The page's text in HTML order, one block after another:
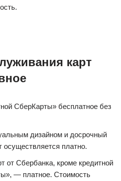
карт
СберКарты» бесплатное без
дизайном и досрочный
платно.
от Сбербанка, кроме кредитной
— платное. Стоимость